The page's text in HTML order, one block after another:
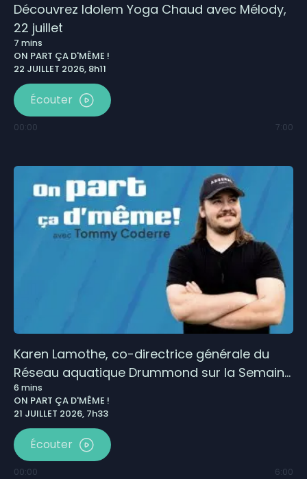
Découvrez Idolem Yoga Chaud avec Mélody,
22 juillet
7 mins
ON PART ÇA D'MÊME !
22 JUILLET 2026, 8h11
Écouter
00:00 7:00
Karen Lamothe, co-directrice générale du
Réseau aquatique Drummond sur la Semaine
nationale de prévention de la noyade – 21
juillet
6 mins
ON PART ÇA D'MÊME !
21 JUILLET 2026, 7h33
Écouter
00:00 6:00